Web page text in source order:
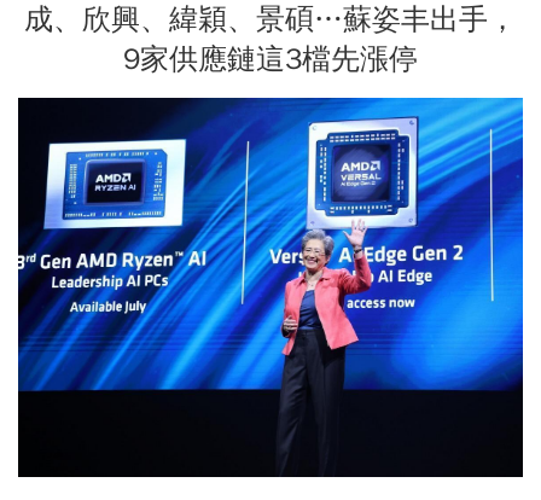
成、欣興、緯穎、景碩…蘇姿丰出手，
9家供應鏈這3檔先漲停